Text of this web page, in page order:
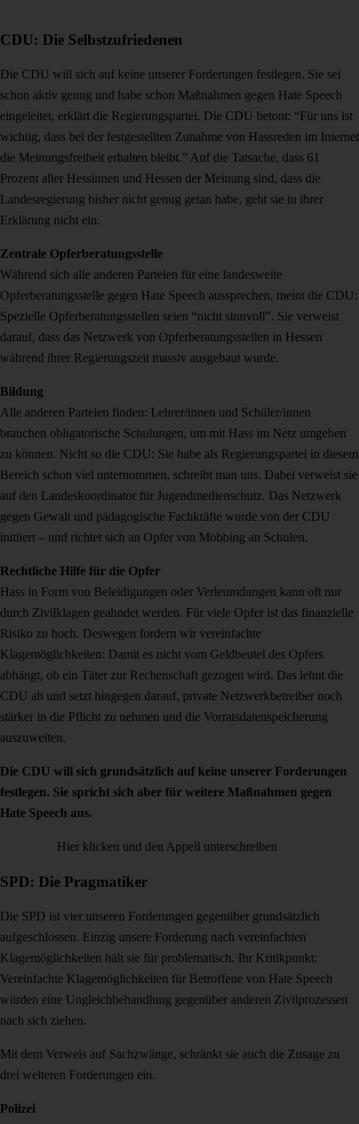
CDU: Die Selbstzufriedenen
Die CDU will sich auf keine unserer Forderungen festlegen. Sie sei
schon aktiv genug und habe schon Maßnahmen gegen Hate Speech
eingeleitet, erklärt die Regierungspartei. Die CDU betont: “Für uns ist
wichtig, dass bei der festgestellten Zunahme von Hassreden im Internet
die Meinungsfreiheit erhalten bleibt.” Auf die Tatsache, dass 61
Prozent aller Hessinnen und Hessen der Meinung sind, dass die
Landesregierung bisher nicht genug getan habe, geht sie in ihrer
Erklärung nicht ein.
Zentrale Opferberatungsstelle
Während sich alle anderen Parteien für eine landesweite
Opferberatungsstelle gegen Hate Speech aussprechen, meint die CDU:
Spezielle Opferberatungsstellen seien “nicht sinnvoll”. Sie verweist
darauf, dass das Netzwerk von Opferberatungsstellen in Hessen
während ihrer Regierungszeit massiv ausgebaut wurde.
Bildung
Alle anderen Parteien finden: Lehrer/innen und Schüler/innen
brauchen obligatorische Schulungen, um mit Hass im Netz umgehen
zu können. Nicht so die CDU: Sie habe als Regierungspartei in diesem
Bereich schon viel unternommen, schreibt man uns. Dabei verweist sie
auf den Landeskoordinator für Jugendmedienschutz. Das Netzwerk
gegen Gewalt und pädagogische Fachkräfte wurde von der CDU
initiiert – und richtet sich an Opfer von Mobbing an Schulen.
Rechtliche Hilfe für die Opfer
Hass in Form von Beleidigungen oder Verleumdungen kann oft nur
durch Zivilklagen geahndet werden. Für viele Opfer ist das finanzielle
Risiko zu hoch. Deswegen fordern wir vereinfachte
Klagemöglichkeiten: Damit es nicht vom Geldbeutel des Opfers
abhängt, ob ein Täter zur Rechenschaft gezogen wird. Das lehnt die
CDU ab und setzt hingegen darauf, private Netzwerkbetreiber noch
stärker in die Pflicht zu nehmen und die Vorratsdatenspeicherung
auszuweiten.
Die CDU will sich grundsätzlich auf keine unserer Forderungen
festlegen. Sie spricht sich aber für weitere Maßnahmen gegen
Hate Speech aus.
Hier klicken und den Appell unterschreiben
SPD: Die Pragmatiker
Die SPD ist vier unseren Forderungen gegenüber grundsätzlich
aufgeschlossen. Einzig unsere Forderung nach vereinfachten
Klagemöglichkeiten hält sie für problematisch. Ihr Kritikpunkt:
Vereinfachte Klagemöglichkeiten für Betroffene von Hate Speech
würden eine Ungleichbehandlung gegenüber anderen Zivilprozessen
nach sich ziehen.
Mit dem Verweis auf Sachzwänge, schränkt sie auch die Zusage zu
drei weiteren Forderungen ein.
Polizei